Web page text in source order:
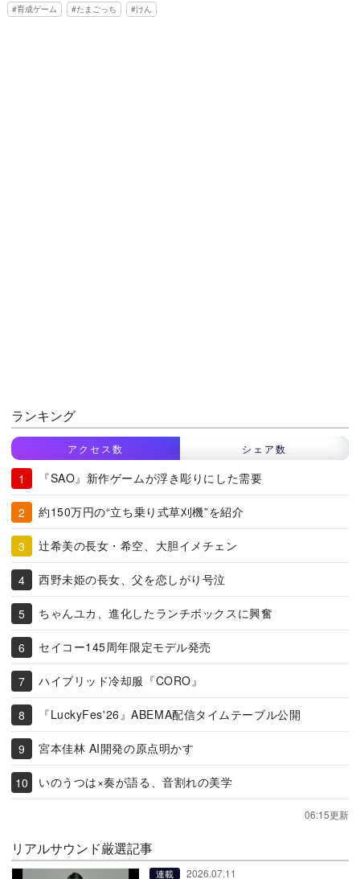
育成ゲーム たまごっち けん
ランキング
アクセス数 シェア数
『SAO』新作ゲームが浮き彫りにした需要
約150万円の“立ち乗り式草刈機”を紹介
辻希美の長女・希空、大胆イメチェン
西野未姫の長女、父を恋しがり号泣
ちゃんユカ、進化したランチボックスに興奮
セイコー145周年限定モデル発売
ハイブリッド冷却服『CORO』
『LuckyFes'26』ABEMA配信タイムテーブル公開
宮本佳林 AI開発の原点明かす
いのうつは×奏が語る、音割れの美学
06:15更新
リアルサウンド厳選記事
連載 2026.07.11